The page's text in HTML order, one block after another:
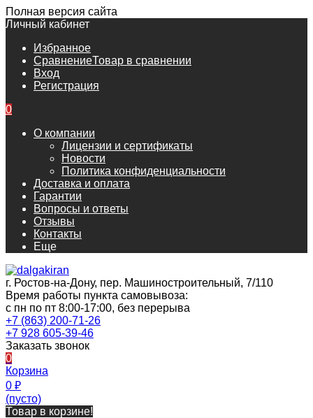
Полная версия сайта
Личный кабинет
Избранное
СравнениеТовар в сравнении
Вход
Регистрация
0
О компании
Лицензии и сертификаты
Новости
Политика конфиденциальности
Доставка и оплата
Гарантии
Вопросы и ответы
Отзывы
Контакты
Еще
г. Ростов-на-Дону, пер. Машиностроительный, 7/110
Время работы пункта самовывоза:
с пн по пт 8:00-17:00, без перерыва
+7 (863) 200-71-26
+7 928 605-39-46
Заказать звонок
0
Корзина
0 ₽
(пусто)
Товар в корзине!